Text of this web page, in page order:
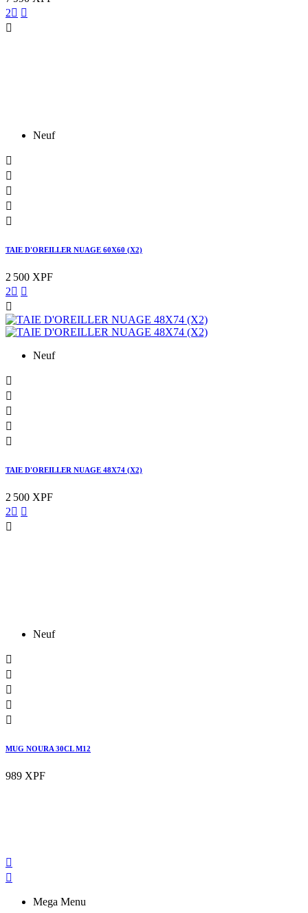
2 

Neuf





TAIE D'OREILLER NUAGE 60X60 (X2)
2 500 XPF
2 

Neuf





TAIE D'OREILLER NUAGE 48X74 (X2)
2 500 XPF
2 

Neuf





MUG NOURA 30CL M12
989 XPF


Mega Menu